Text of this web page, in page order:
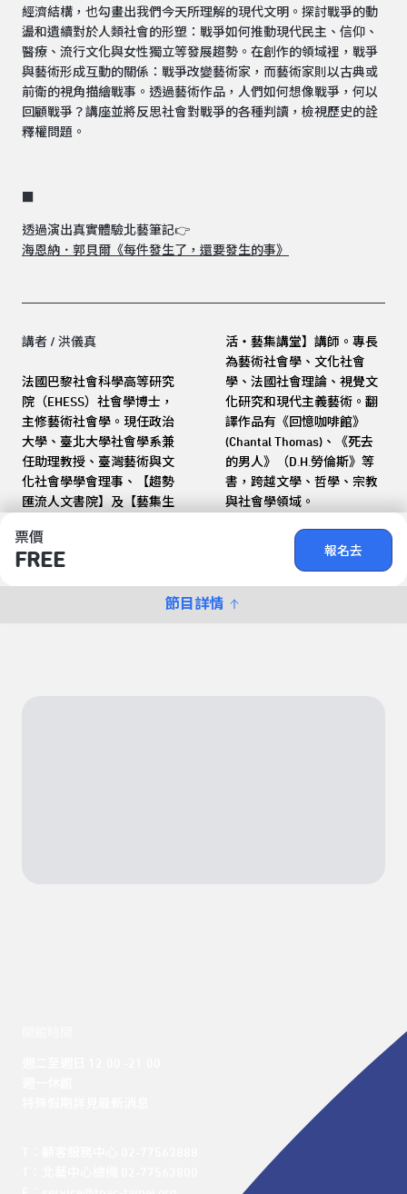
票價
FREE 報名去
節目詳情
經濟結構，也勾畫出我們今天所理解的現代文明。探討戰爭的動
盪和遺續對於人類社會的形塑：戰爭如何推動現代民主、信仰、
醫療、流行文化與女性獨立等發展趨勢。在創作的領域裡，戰爭
與藝術形成互動的關係：戰爭改變藝術家，而藝術家則以古典或
前衛的視角描繪戰事。透過藝術作品，人們如何想像戰爭，何以
回顧戰爭？講座並將反思社會對戰爭的各種判讀，檢視歷史的詮
釋權問題。
透過演出真實體驗北藝筆記👉
海恩納．郭貝爾《每件發生了，還要發生的事》
講者 / 洪儀真
法國巴黎社會科學高等研究
院（EHESS）社會學博士，
主修藝術社會學。現任政治
大學、臺北大學社會學系兼
任助理教授、臺灣藝術與文
化社會學學會理事、【趨勢
匯流人文書院】及【藝集生
活‧藝集講堂】講師。專長
為藝術社會學、文化社會
學、法國社會理論、視覺文
化研究和現代主義藝術。翻
譯作品有《回憶咖啡館》
(Chantal Thomas)、《死去
的男人》（D.H.勞倫斯》等
書，跨越文學、哲學、宗教
與社會學領域。